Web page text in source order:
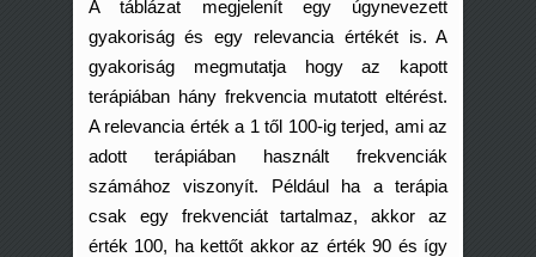
A táblázat megjelenít egy úgynevezett
gyakoriság és egy relevancia értékét is. A
gyakoriság megmutatja hogy az kapott
terápiában hány frekvencia mutatott eltérést.
A relevancia érték a 1 től 100-ig terjed, ami az
adott terápiában használt frekvenciák
számához viszonyít. Például ha a terápia
csak egy frekvenciát tartalmaz, akkor az
érték 100, ha kettőt akkor az érték 90 és így